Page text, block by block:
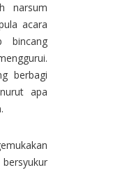
narsum
acara
bincang
berbagi
apa